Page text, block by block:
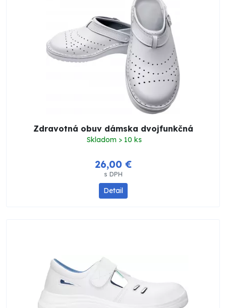
Zdravotná obuv dámska dvojfunkčná
Skladom > 10 ks
26,00 €
s DPH
Detail